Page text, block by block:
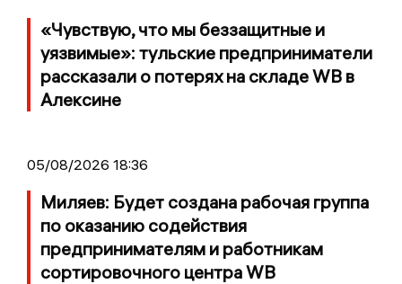
«Чувствую, что мы беззащитные и
уязвимые»: тульские предприниматели
рассказали о потерях на складе WB в
Алексине
05/08/2026 18:36
Миляев: Будет создана рабочая группа
по оказанию содействия
предпринимателям и работникам
сортировочного центра WB